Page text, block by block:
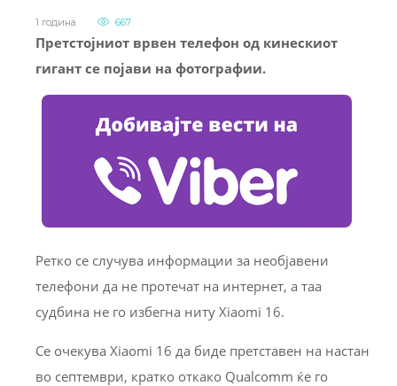
1 година 667
Претстојниот врвен телефон од кинескиот
гигант се појави на фотографии.
Ретко се случува информации за необјавени
телефони да не протечат на интернет, а таа
судбина не го избегна ниту Xiaomi 16.
Се очекува Xiaomi 16 да биде претставен на настан
во септември, кратко откако Qualcomm ќе го